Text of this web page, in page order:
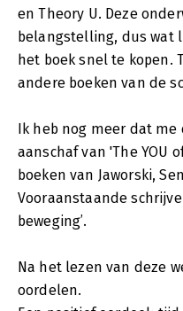
en Theory U. Deze
belangstelling, dus wat
het boek snel te kopen.
andere boeken van de
Ik heb nog meer dat
aanschaf van 'The YOU
boeken van Jaworski,
Vooraanstaande
beweging’.
Na het lezen van deze
oordelen.